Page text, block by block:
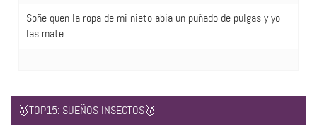
Soñe quen la ropa de mi nieto abia un puñado de pulgas y yo
las mate
🥇TOP15: SUEÑOS INSECTOS🥇